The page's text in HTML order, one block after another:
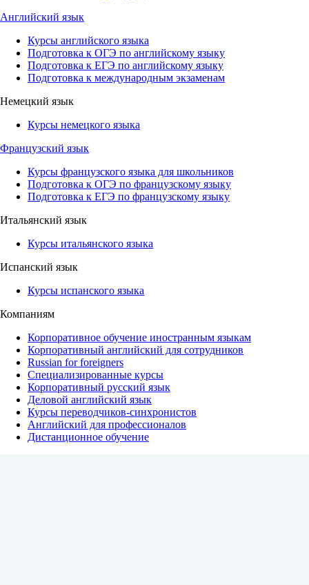
Английский язык
Курсы английского языка
Подготовка к ОГЭ по английскому языку
Подготовка к ЕГЭ по английскому языку
Подготовка к международным экзаменам
Немецкий язык
Курсы немецкого языка
Французский язык
Курсы французского языка для школьников
Подготовка к ОГЭ по французскому языку
Подготовка к ЕГЭ по французскому языку
Итальянский язык
Курсы итальянского языка
Испанский язык
Курсы испанского языка
Компаниям
Корпоративное обучение иностранным языкам
Корпоративный английский для сотрудников
Russian for foreigners
Специализированные курсы
Корпоративный русский язык
Деловой английский язык
Курсы переводчиков-синхронистов
Английский для профессионалов
Дистанционное обучение